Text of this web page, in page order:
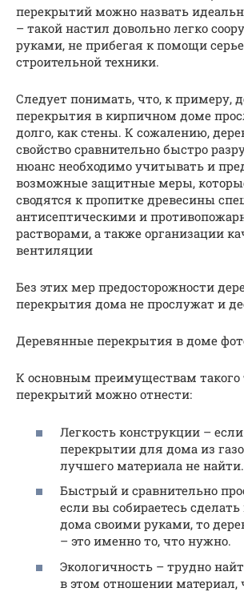
перекрытий можно назвать
– такой настил довольно легко
руками, не прибегая к помощи
строительной техники.
Следует понимать, что, к примеру,
перекрытия в кирпичном доме
долго, как стены. К сожалению,
свойство сравнительно быстро
нюанс необходимо учитывать и
возможные защитные меры,
сводятся к пропитке древесины
антисептическими и
растворами, а также организации
вентиляции
Без этих мер предосторожности
перекрытия дома не прослужат и
Деревянные перекрытия в доме
К основным преимуществам такого
перекрытий можно отнести:
Легкость конструкции –
перекрытии для дома из
лучшего материала не найти.
Быстрый и сравнительно
если вы собираетесь
дома своими руками, то
– это именно то, что нужно.
Экологичность – трудно
в этом отношении материал,